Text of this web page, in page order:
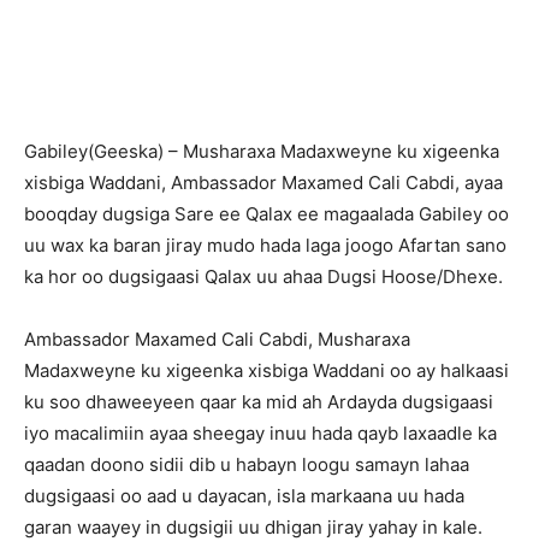
Gabiley(Geeska) – Musharaxa Madaxweyne ku xigeenka
xisbiga Waddani, Ambassador Maxamed Cali Cabdi, ayaa
booqday dugsiga Sare ee Qalax ee magaalada Gabiley oo
uu wax ka baran jiray mudo hada laga joogo Afartan sano
ka hor oo dugsigaasi Qalax uu ahaa Dugsi Hoose/Dhexe.
Ambassador Maxamed Cali Cabdi, Musharaxa
Madaxweyne ku xigeenka xisbiga Waddani oo ay halkaasi
ku soo dhaweeyeen qaar ka mid ah Ardayda dugsigaasi
iyo macalimiin ayaa sheegay inuu hada qayb laxaadle ka
qaadan doono sidii dib u habayn loogu samayn lahaa
dugsigaasi oo aad u dayacan, isla markaana uu hada
garan waayey in dugsigii uu dhigan jiray yahay in kale.